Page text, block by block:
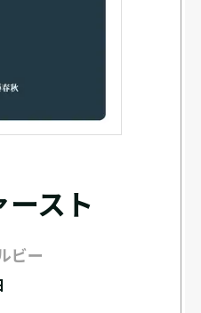
ースト
ビー